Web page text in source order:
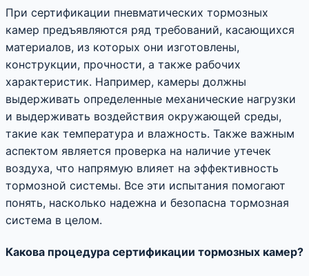
При сертификации пневматических тормозных
камер предъявляются ряд требований, касающихся
материалов, из которых они изготовлены,
конструкции, прочности, а также рабочих
характеристик. Например, камеры должны
выдерживать определенные механические нагрузки
и выдерживать воздействия окружающей среды,
такие как температура и влажность. Также важным
аспектом является проверка на наличие утечек
воздуха, что напрямую влияет на эффективность
тормозной системы. Все эти испытания помогают
понять, насколько надежна и безопасна тормозная
система в целом.
Какова процедура сертификации тормозных камер?